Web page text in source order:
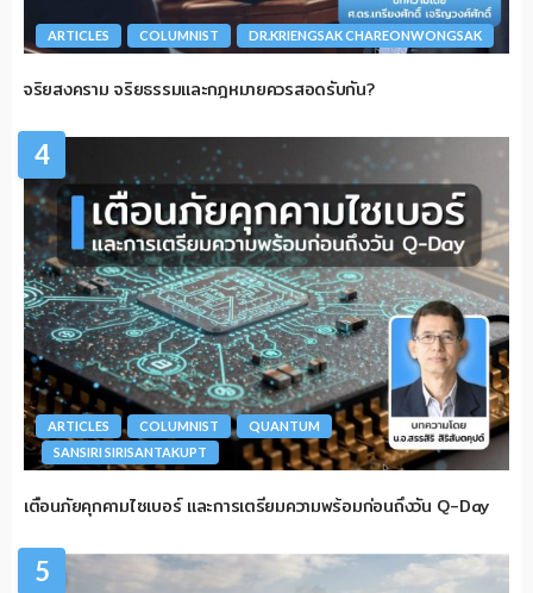
ARTICLES COLUMNIST DR.KRIENGSAK CHAREONWONGSAK
จริยสงคราม จริยธรรมและกฎหมายควรสอดรับกัน?
4
ARTICLES COLUMNIST
QUANTUM
SANSIRI SIRISANTAKUPT
เตือนภัยคุกคามไซเบอร์ และการเตรียมความพร้อมก่อนถึงวัน Q-Day
5